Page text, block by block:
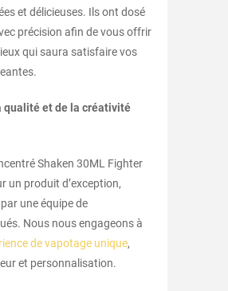
et délicieuses. Ils ont dosé
précision afin de vous offrir
qui saura satisfaire vos
qualité et de la créativité
Shaken 30ML Fighter
un produit d’exception,
une équipe de
Nous nous engageons à
de vapotage unique,
et personnalisation.